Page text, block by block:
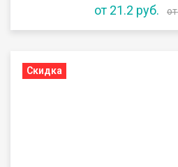
от 21.2 руб.
Скидка